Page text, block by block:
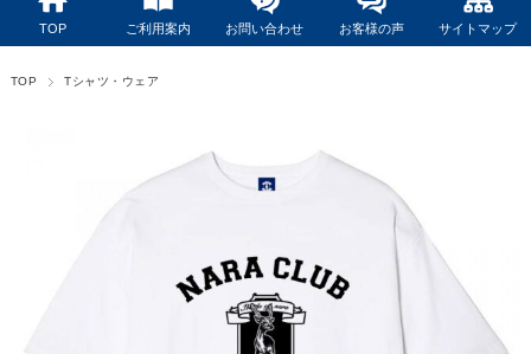
TOP ご利用案内 お問い合わせ お客様の声 サイトマップ
TOP Tシャツ・ウェア